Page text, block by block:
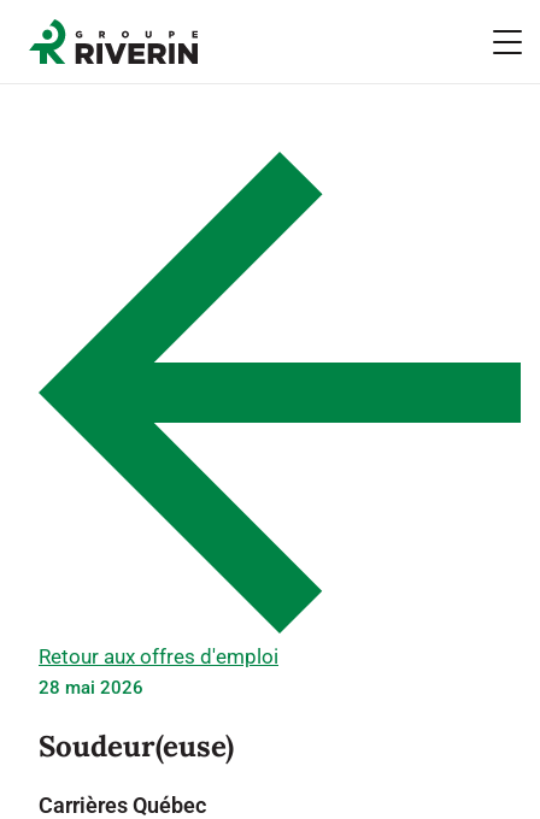
Retour aux offres d'emploi
28 mai 2026
Soudeur(euse)
Carrières Québec